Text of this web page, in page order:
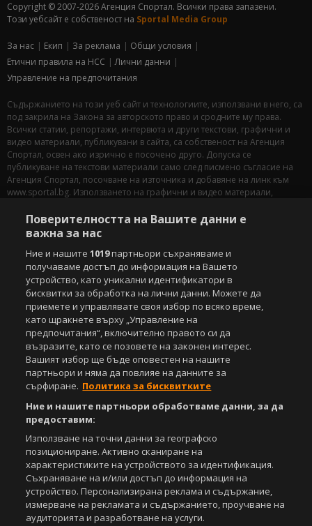
Copyright © 2007-2026 Агенция Спортал. Всички права запазени.
Този уебсайт е собственост на Sportal Media Group
За нас Екип За рекламa
Общи условия
Етични правила на НСС
Лични данни
Управление на предпочитания
Съдържанието на този уеб сайт и технологиите, използвани в него, са
под закрила на Закона за авторското право и сродните му права.
Всички статии, репортажи, интервюта и други текстови, графични и
видео материали, публикувани в сайта, са собственост на Агенция
Спортал, освен ако изрично е посочено друго. Допуска се
публикуване на текстови материали само след писмено съгласие на
Агенция Спортал, посочване на източника и добавяне на линк към
www.sportal.bg. Използването на графични и видео материали,
санкционирани с цялата строгост на закона.
Android
Powered by:
Поверителността на Вашите данни е
важна за нас
Ние и нашите1019партньори съхраняваме и
получаваме достъп до информация на Вашето
устройство, като уникални идентификатори в
бисквитки за обработка на лични данни. Можете да
приемете и управлявате своя избор по всяко време,
като щракнете върху „Управление на
предпочитания“, включително правото си да
възразите, като се позовете на законен интерес.
Вашият избор ще бъде оповестен на нашите
партньори и няма да повлияе на данните за
сърфиране. Политика за бисквитките
Ние и нашите партньори обработваме данни, за да
предоставим:
Използване на точни данни за географско
позициониране. Активно сканиране на
характеристиките на устройството за идентификация.
Съхраняване на и/или достъп до информация на
устройство. Персонализирана реклама и съдържание,
измерване на рекламата и съдържанието, проучване на
аудиторията и разработване на услуги.